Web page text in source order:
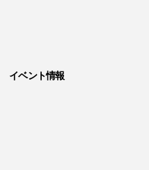
イベント情報